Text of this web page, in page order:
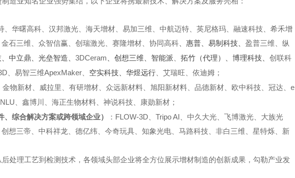
、华曙高科、汉邦激光、海天增材、 易加三维 、中航迈特、英尼格玛、融速科技、 希禾增
金石三维、众智信赢、创瑞激光、 赛隆增材 、协同高科 、惠普 易制科技、 盈普三维
纵
、中立鼎、光垒智造、 3DCeram 、创想三维、智能派 拓竹（代理）、博理科技、 创联科
易智三维ApexMaker 空实科技、华煜远行 艾瑞旺 依迪姆；
金物新材、威拉里、有研增材、众远新材料、 旭阳新材料、品德新材、欧中科技、冠达
e
、鑫博川、海正生物材料 神说科技 康勋新材；
、综合解决方案或跨领域企业） ： FLOW-3D Tripo AI 、中久大光、飞博激光、 大族光
想三帝、中科祥龙、德亿纬、今奇玩具、知象光电、马路科技、非白三维、星特烁、新
处理工艺到检测技术，各领域头部企业将全方位展示增材制造的创新成果，勾勒产业发